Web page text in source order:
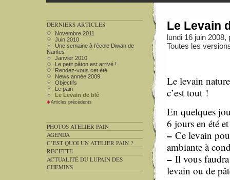
Le Levain
lundi 16 juin 2008,
Toutes les
Le levain
c’est tout !
En quelques
6 jours en été
– Ce levain
ambiante à
– Il vous
levain ou de
DERNIERS ARTICLES
Novembre 2011
Juin 2010
Une semaine à l’école Diwan de
Nantes
Janvier 2010
Le petit pâton est arrivé !
Rendez-vous cet été
News année 2009
Objectifs
Le pain
Le Levain de blé
Articles précédents
PHOTOS ATELIER PAIN
AGENDA
C’EST QUOI UN ATELIER PAIN ?
RECETTE
ACTUALITÉ DU LUPAIN DES
CHEMINS